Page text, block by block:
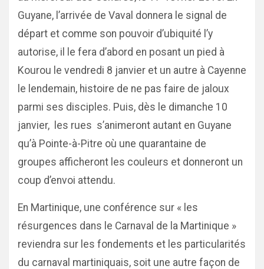
Guyane, l’arrivée de Vaval donnera le signal de
départ et comme son pouvoir d’ubiquité l’y
autorise, il le fera d’abord en posant un pied à
Kourou le vendredi 8 janvier et un autre à Cayenne
le lendemain, histoire de ne pas faire de jaloux
parmi ses disciples. Puis, dès le dimanche 10
janvier, les rues s’animeront autant en Guyane
qu’à Pointe-à-Pitre où une quarantaine de
groupes afficheront les couleurs et donneront un
coup d’envoi attendu.
En Martinique, une conférence sur « les
résurgences dans le Carnaval de la Martinique »
reviendra sur les fondements et les particularités
du carnaval martiniquais, soit une autre façon de